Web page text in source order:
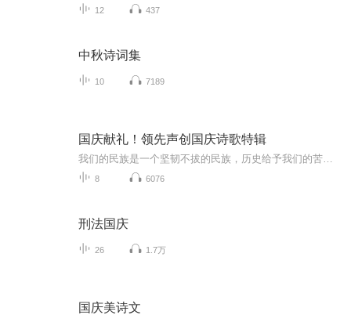
12 437
中秋诗词集
10 7189
国庆献礼！领先声创国庆诗歌特辑
8 6076
刑法国庆
26 1.7万
国庆美诗文